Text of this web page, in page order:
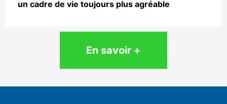
un cadre de vie toujours plus agréable
En savoir +